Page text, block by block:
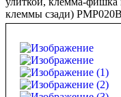
клеммы сзади)